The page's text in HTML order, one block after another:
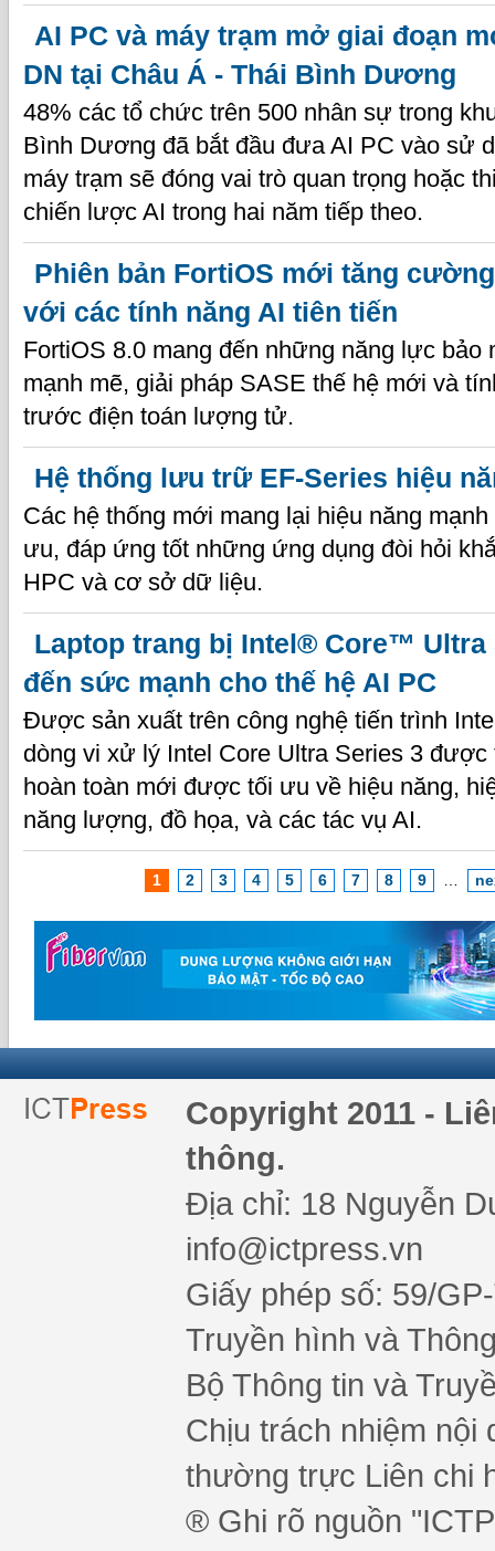
AI PC và máy trạm mở giai đoạn
DN tại Châu Á - Thái Bình Dương
48% các tổ chức trên 500 nhân sự trong
Bình Dương đã bắt đầu đưa AI PC vào sử
máy trạm sẽ đóng vai trò quan trọng hoặc
chiến lược AI trong hai năm tiếp theo.
Phiên bản FortiOS mới tăng
với các tính năng AI tiên tiến
FortiOS 8.0 mang đến những năng lực bảo
mạnh mẽ, giải pháp SASE thế hệ mới và
trước điện toán lượng tử.
Hệ thống lưu trữ EF-Series hiệu
Các hệ thống mới mang lại hiệu năng
ưu, đáp ứng tốt những ứng dụng đòi hỏi
HPC và cơ sở dữ liệu.
Laptop trang bị Intel® Core™ Ultra
đến sức mạnh cho thế hệ AI PC
Được sản xuất trên công nghệ tiến trình
dòng vi xử lý Intel Core Ultra Series 3 được
hoàn toàn mới được tối ưu về hiệu năng,
năng lượng, đồ họa, và các tác vụ AI.
1 2 3 4 5 6 7 8 9
Copyright 2011 -
thông.
Địa chỉ: 18 Nguyễn
info@ictpress.vn
Giấy phép số: 59/
Truyền hình và
Bộ Thông tin và
Chịu trách nhiệm nội
thường trực Liên chi
® Ghi rõ nguồn